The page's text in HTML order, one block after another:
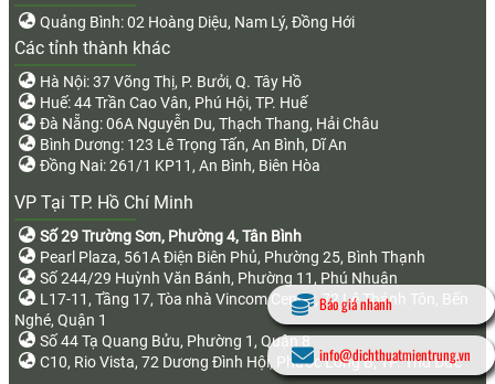
Quảng Bình: 02 Hoàng Diệu, Nam Lý, Đồng Hới
Các tỉnh thành khác
Hà Nội: 37 Võng Thị, P. Bưởi, Q. Tây Hồ
Huế: 44 Trần Cao Vân, Phú Hội, TP. Huế
Đà Nẵng: 06A Nguyễn Du, Thạch Thang, Hải Châu
Bình Dương: 123 Lê Trọng Tấn, An Bình, Dĩ An
Đồng Nai: 261/1 KP11, An Bình, Biên Hòa
VP Tại TP. Hồ Chí Minh
Số 29 Trường Sơn, Phường 4, Tân Bình
Pearl Plaza, 561A Điện Biên Phủ, Phường 25, Bình Thạnh
Số 244/29 Huỳnh Văn Bánh, Phường 11, Phú Nhuận
L17-11, Tầng 17, Tòa nhà Vincom Center, 72 Lê Thánh Tôn, Bến
Nghé, Quận 1
Số 44 Tạ Quang Bửu, Phường 1, Quận 8
C10, Rio Vista, 72 Dương Đình Hội, Phước Long B, TP. Thủ Đức
Báo giá nhanh
info@dichthuatmientrung.vn